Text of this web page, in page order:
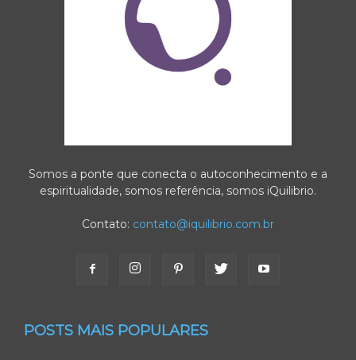
Somos a ponte que conecta o autoconhecimento e a
espiritualidade, somos referência, somos iQuilibrio.
Contato: contato@iquilibrio.com.br
POSTS MAIS POPULARES